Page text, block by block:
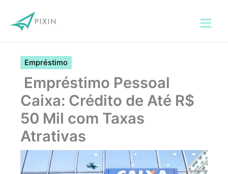
para
Empréstimo
Empréstimo Pessoal
Caixa: Crédito de Até R$
50 Mil com Taxas
Atrativas